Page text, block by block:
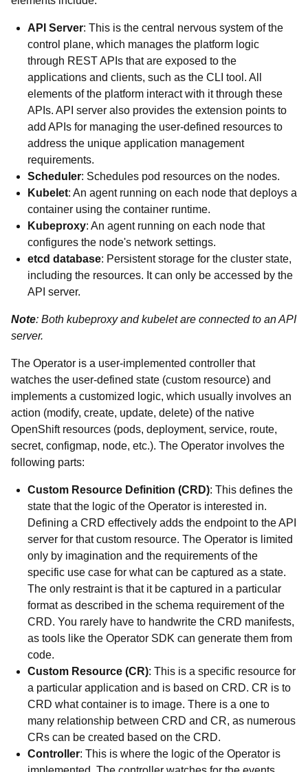
API Server: This is the central nervous system of the
control plane, which manages the platform logic
through REST APIs that are exposed to the
applications and clients, such as the CLI tool. All
elements of the platform interact with it through these
APIs. API server also provides the extension points to
add APIs for managing the user-defined resources to
address the unique application management
requirements.
Scheduler: Schedules pod resources on the nodes.
Kubelet: An agent running on each node that deploys a
container using the container runtime.
Kubeproxy: An agent running on each node that
configures the node's network settings.
etcd database: Persistent storage for the cluster state,
including the resources. It can only be accessed by the
API server.
Note: Both kubeproxy and kubelet are connected to an API
server.
The Operator is a user-implemented controller that
watches the user-defined state (custom resource) and
implements a customized logic, which usually involves an
action (modify, create, update, delete) of the native
OpenShift resources (pods, deployment, service, route,
secret, configmap, node, etc.). The Operator involves the
following parts:
Custom Resource Definition (CRD): This defines the
state that the logic of the Operator is interested in.
Defining a CRD effectively adds the endpoint to the API
server for that custom resource. The Operator is limited
only by imagination and the requirements of the
specific use case for what can be captured as a state.
The only restraint is that it be captured in a particular
format as described in the schema requirement of the
CRD. You rarely have to handwrite the CRD manifests,
as tools like the Operator SDK can generate them from
code.
Custom Resource (CR): This is a specific resource for
a particular application and is based on CRD. CR is to
CRD what container is to image. There is a one to
many relationship between CRD and CR, as numerous
CRs can be created based on the CRD.
Controller: This is where the logic of the Operator is